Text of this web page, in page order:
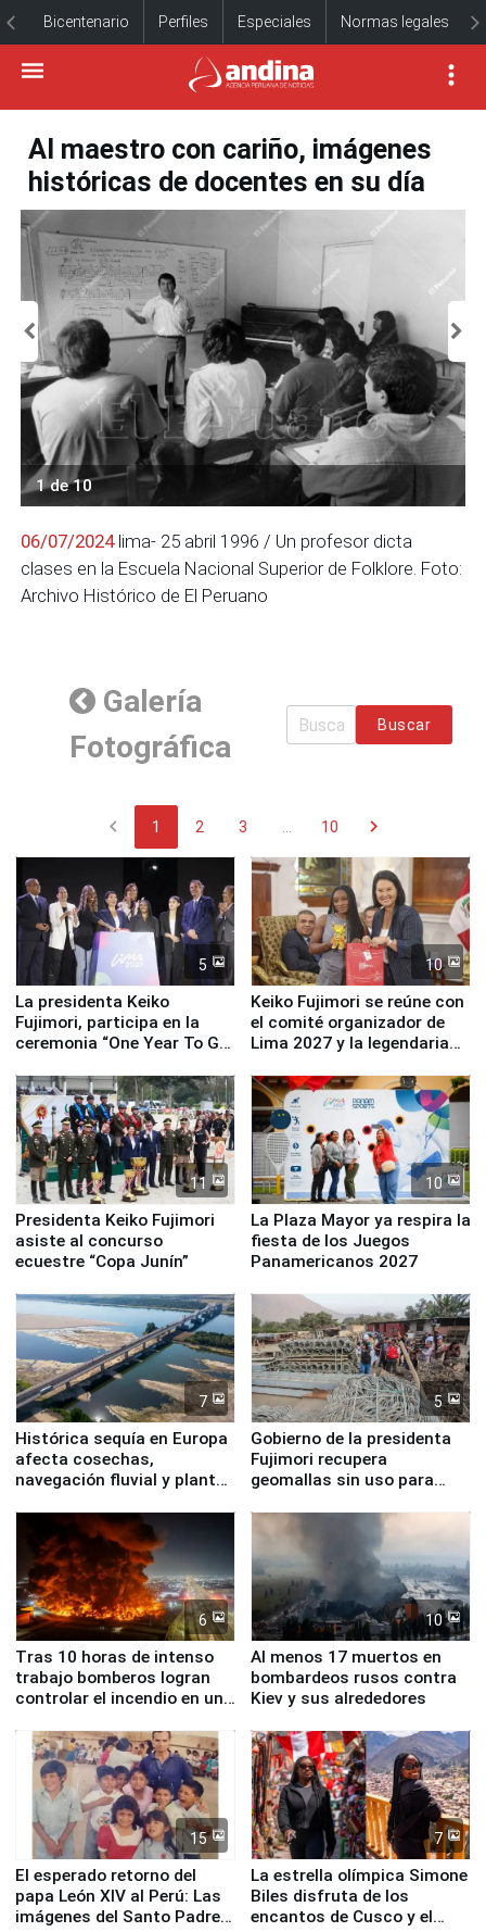
Bicentenario Perfiles Especiales Normas legales
Al maestro con cariño, imágenes
históricas de docentes en su día
1 de 10
06/07/2024lima- 25 abril 1996 / Un profesor dicta
clases en la Escuela Nacional Superior de Folklore. Foto:
Archivo Histórico de El Peruano
Galería
Fotográfica
Buscar
chevron_left 1 2 3 ... 10 chevron_right
5
La presidenta Keiko
Fujimori, participa en la
ceremonia “One Year To Go
10
Keiko Fujimori se reúne con
el comité organizador de
Lima 2027 y la legendaria
11
Presidenta Keiko Fujimori
asiste al concurso
ecuestre “Copa Junín”
10
La Plaza Mayor ya respira la
fiesta de los Juegos
Panamericanos 2027
7
Histórica sequía en Europa
afecta cosechas,
navegación fluvial y plantas
5
Gobierno de la presidenta
Fujimori recupera
geomallas sin uso para
Fenómeno El Niño
6
Tras 10 horas de intenso
trabajo bomberos logran
controlar el incendio en una
de Chile
10
Al menos 17 muertos en
bombardeos rusos contra
Kiev y sus alrededores
15
El esperado retorno del
papa León XIV al Perú: Las
imágenes del Santo Padre
7
La estrella olímpica Simone
Biles disfruta de los
encantos de Cusco y el